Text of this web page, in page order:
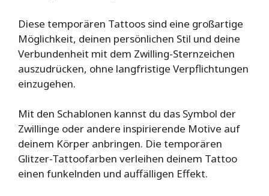
Diese temporären Tattoos sind eine großartige
Möglichkeit, deinen persönlichen Stil und deine
Verbundenheit mit dem Zwilling-Sternzeichen
auszudrücken, ohne langfristige Verpflichtungen
einzugehen.
Mit den Schablonen kannst du das Symbol der
Zwillinge oder andere inspirierende Motive auf
deinem Körper anbringen. Die temporären
Glitzer-Tattoofarben verleihen deinem Tattoo
einen funkelnden und auffälligen Effekt.